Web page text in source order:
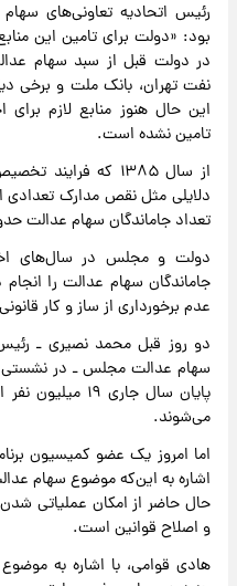
رئیس اتحادیه تعاونی‌های
در دولت قبل از سبد سهام
نفت تهران، بانک ملت و برخی
این حال هنوز منابع لازم
تامین نشده است.
از سال ۱۳۸۵ که
دلایلی مثل نقص مدارک تعدادی
تعداد جاماندگان سهام عدالت حدود ۱۹ میلیون نفر برآورد
دولت و مجلس در سال‌های
جاماندگان سهام عدالت را
عدم برخورداری از ساز و کار
دو روز قبل محمد نصیری ـ
سهام عدالت مجلس ـ در نشستی
پایان سال جاری
می‌شوند.
اما امروز یک عضو کمیسیون
اشاره به این‌که موضوع سهام
حال حاضر از امکان عملیاتی شدن
و اصلاح قوانین است.
هادی قوامی، با اشاره به